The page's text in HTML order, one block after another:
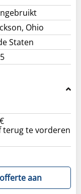
Ohio
Staten
terug te vorderen
aan